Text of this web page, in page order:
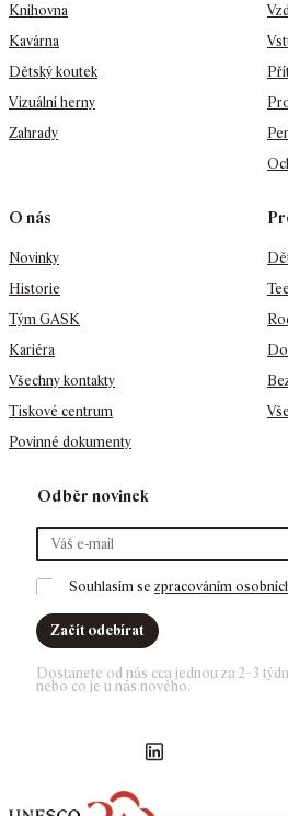
Knihovna
Kavárna
Dětský koutek
Vizuální herny
Zahrady
O nás
Novinky
Historie
Tým GASK
Kariéra
Všechny kontakty
Tiskové centrum
Povinné dokumenty
Odběr novinek
Souhlasím se zpracováním
Začít odebírat
Dostanete od nás cca jednou za 2–3
nebo co je u nás nového.
GASK InstagramGASK YouTube kanál